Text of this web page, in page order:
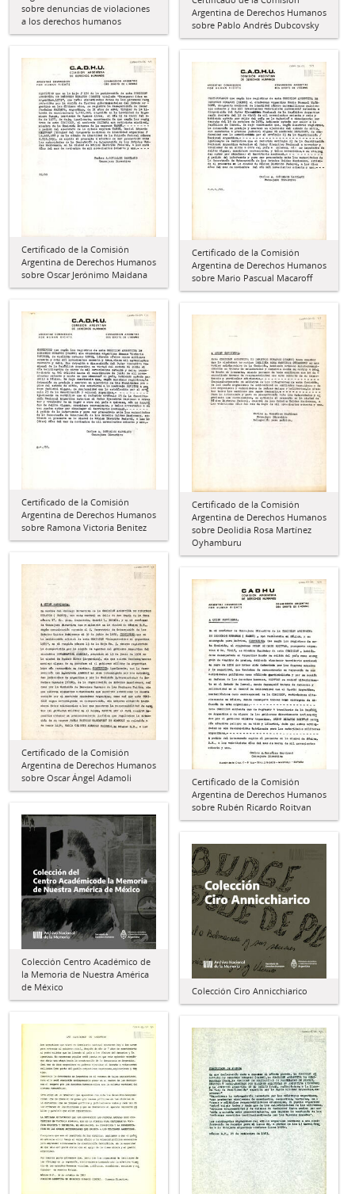
sobre denuncias de violaciones
a los derechos humanos
Argentina de Derechos Humanos
sobre Pablo Andrés Dubcovsky
Certificado de la Comisión
Argentina de Derechos Humanos
sobre Oscar Jerónimo Maidana
Certificado de la Comisión
Argentina de Derechos Humanos
sobre Mario Pascual Macaroff
Certificado de la Comisión
Argentina de Derechos Humanos
sobre Ramona Victoria Benitez
Certificado de la Comisión
Argentina de Derechos Humanos
sobre Deolidia Rosa Martínez
Oyhamburu
Certificado de la Comisión
Argentina de Derechos Humanos
sobre Oscar Ángel Adamoli
Certificado de la Comisión
Argentina de Derechos Humanos
sobre Rubén Ricardo Roitvan
Colección Centro Académico de
la Memoria de Nuestra América
de México
Colección Ciro Annicchiarico